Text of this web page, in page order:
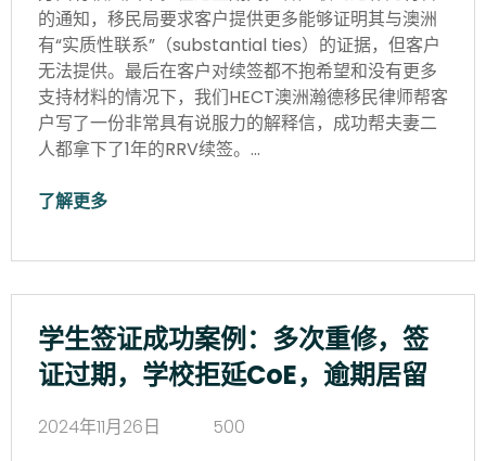
的通知，移民局要求客户提供更多能够证明其与澳洲
有“实质性联系”（substantial ties）的证据，但客户
无法提供。最后在客户对续签都不抱希望和没有更多
支持材料的情况下，我们HECT澳洲瀚德移民律师帮客
户写了一份非常具有说服力的解释信，成功帮夫妻二
人都拿下了1年的RRV续签。…
了解更多
学生签证成功案例：多次重修，签
证过期，学校拒延CoE，逾期居留
2024年11月26日
500